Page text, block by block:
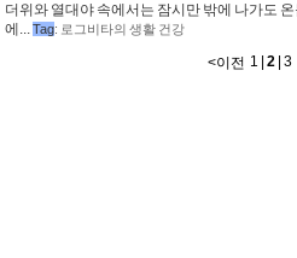
더위와 열대야 속에서는 잠시만 밖에 나가도
에...Tag: 로그비타의 생활 건강
<이전 1 2| 3